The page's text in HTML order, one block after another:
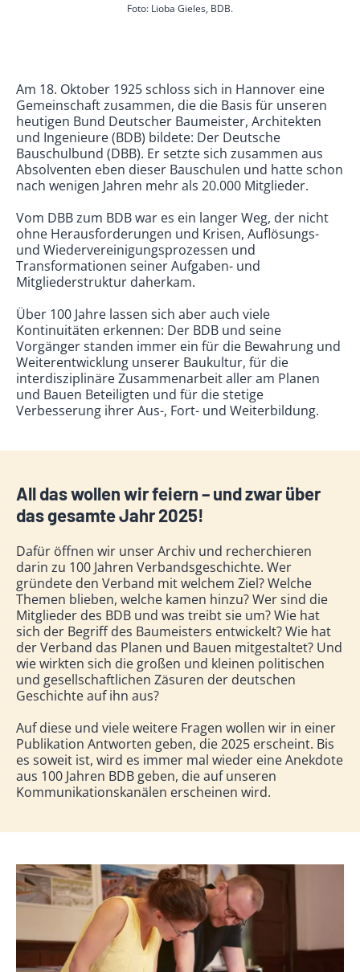
Foto: Lioba Gieles, BDB.
Am 18. Oktober 1925 schloss sich in Hannover eine
Gemeinschaft zusammen, die die Basis für unseren
heutigen Bund Deutscher Baumeister, Architekten
und Ingenieure (BDB) bildete: Der Deutsche
Bauschulbund (DBB). Er setzte sich zusammen aus
Absolventen eben dieser Bauschulen und hatte schon
nach wenigen Jahren mehr als 20.000 Mitglieder.
Vom DBB zum BDB war es ein langer Weg, der nicht
ohne Herausforderungen und Krisen, Auflösungs-
und Wiedervereinigungsprozessen und
Transformationen seiner Aufgaben- und
Mitgliederstruktur daherkam.
Über 100 Jahre lassen sich aber auch viele
Kontinuitäten erkennen: Der BDB und seine
Vorgänger standen immer ein für die Bewahrung und
Weiterentwicklung unserer Baukultur, für die
interdisziplinäre Zusammenarbeit aller am Planen
und Bauen Beteiligten und für die stetige
Verbesserung ihrer Aus-, Fort- und Weiterbildung.
All das wollen wir feiern – und zwar über
das gesamte Jahr 2025!
Dafür öffnen wir unser Archiv und recherchieren
darin zu 100 Jahren Verbandsgeschichte. Wer
gründete den Verband mit welchem Ziel? Welche
Themen blieben, welche kamen hinzu? Wer sind die
Mitglieder des BDB und was treibt sie um? Wie hat
sich der Begriff des Baumeisters entwickelt? Wie hat
der Verband das Planen und Bauen mitgestaltet? Und
wie wirkten sich die großen und kleinen politischen
und gesellschaftlichen Zäsuren der deutschen
Geschichte auf ihn aus?
Auf diese und viele weitere Fragen wollen wir in einer
Publikation Antworten geben, die 2025 erscheint. Bis
es soweit ist, wird es immer mal wieder eine Anekdote
aus 100 Jahren BDB geben, die auf unseren
Kommunikationskanälen erscheinen wird.